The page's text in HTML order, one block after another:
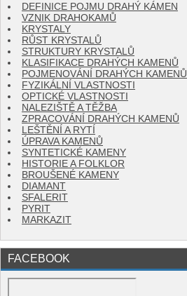
DEFINICE POJMU DRAHÝ KÁMEN
VZNIK DRAHOKAMŮ
KRYSTALY
RŮST KRYSTALŮ
STRUKTURY KRYSTALŮ
KLASIFIKACE DRAHÝCH KAMENŮ
POJMENOVÁNÍ DRAHÝCH KAMENŮ
FYZIKÁLNÍ VLASTNOSTI
OPTICKÉ VLASTNOSTI
NALEZIŠTĚ A TĚŽBA
ZPRACOVÁNÍ DRAHÝCH KAMENŮ
LEŠTĚNÍ A RYTÍ
ÚPRAVA KAMENŮ
SYNTETICKÉ KAMENY
HISTORIE A FOLKLOR
BROUŠENÉ KAMENY
DIAMANT
SFALERIT
PYRIT
MARKAZIT
FACEBOOK